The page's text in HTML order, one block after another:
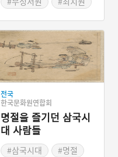
전했다. 신라인 중에서는 설
총과 최치원이 대표적인 유
학자이다. 우리나라 유교는
도학적 성격이 강했는데 이
는 단군신화의 홍익인간이
인간 중심적 세계관을 지니
고 있었기 때문이었다. 비훼
철서원 중에는 설총과 최치
원을 배향하는 서악서원과
무성서원이 삼국시대 인물
을 배향하는 서원으로 남아
있다.
#유교문화
전국
한국문화원연합회
명절을 즐기던 삼국시
대 사람들
#삼국시대
#명절